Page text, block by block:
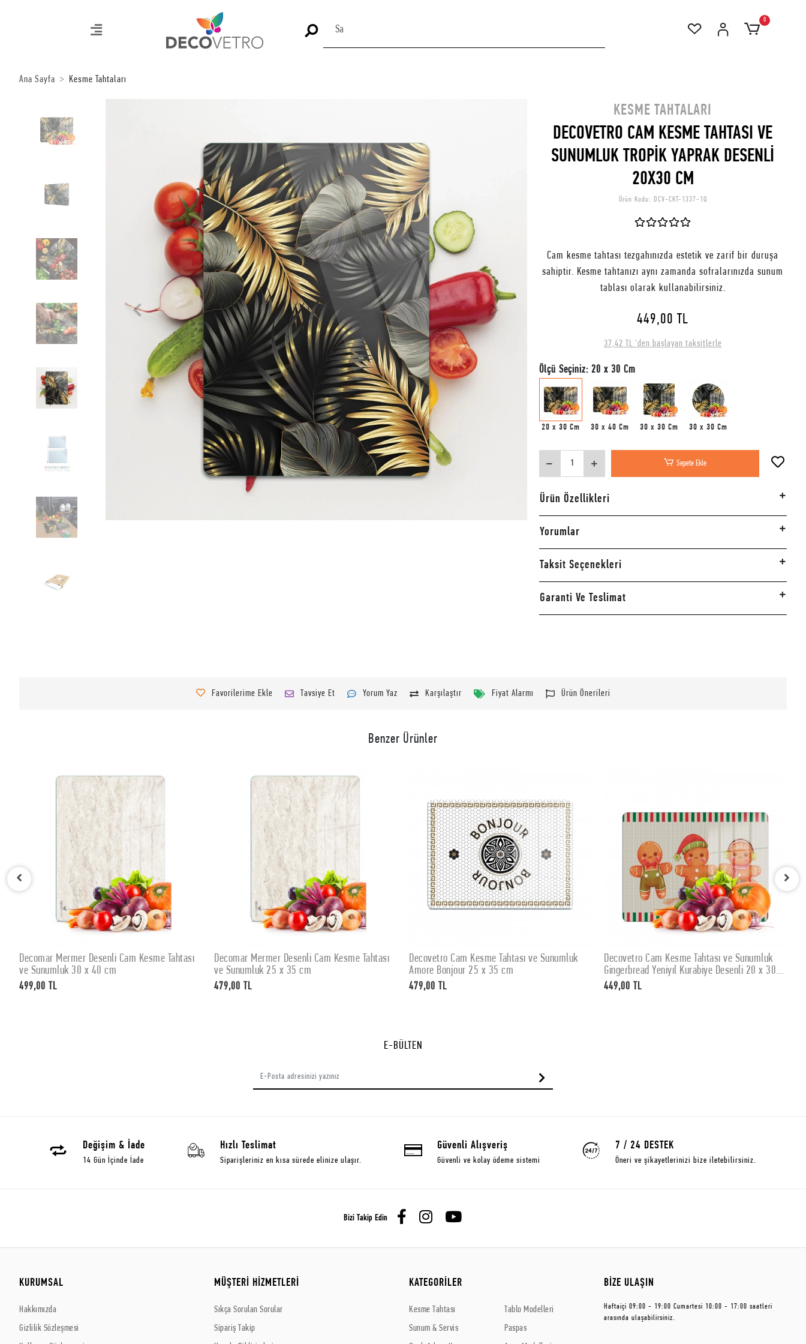
0
Ana Sayfa Kesme Tahtaları
KESME TAHTALARI
DECOVETRO CAM KESME TAHTASI VE
SUNUMLUK TROPİK YAPRAK DESENLİ
20X30 CM
Ürün Kodu: DCV-CKT-1337-1Q
Cam kesme tahtası tezgahınızda estetik ve zarif bir duruşa
sahiptir. Kesme tahtanızı aynı zamanda sofralarınızda sunum
tablası olarak kullanabilirsiniz.
449,00 TL
37,42 TL 'den başlayan taksitlerle
Ölçü Seçiniz: 20 x 30 Cm
20 x 30 Cm 30 x 40 Cm 30 x 30 Cm 30 x 30 Cm
Sepete Ekle
Ürün Özellikleri
Yorumlar
Taksit Seçenekleri
Garanti Ve Teslimat
Favorilerime Ekle Tavsiye Et Yorum Yaz Karşılaştır Fiyat Alarmı Ürün Önerileri
Benzer Ürünler
SEPETE EKLE
Decomar Mermer Desenli Cam Kesme Tahtası
ve Sunumluk 30 x 40 cm
499,00 TL
SEPETE EKLE
Decomar Mermer Desenli Cam Kesme Tahtası
ve Sunumluk 25 x 35 cm
479,00 TL
SEPETE EKLE
Decovetro Cam Kesme Tahtası ve Sunumluk
Amore Bonjour 25 x 35 cm
479,00 TL
SEPETE EKLE
Decovetro Cam Kesme Tahtası ve Sunumluk
Gingerbread Yeniyıl Kurabiye Desenli 20 x 30
cm
449,00 TL
E-BÜLTEN
Değişim & İade
14 Gün İçinde İade
Hızlı Teslimat
Siparişleriniz en kısa sürede elinize ulaşır.
Güvenli Alışveriş
Güvenli ve kolay ödeme sistemi
7 / 24 DESTEK
Öneri ve şikayetlerinizi bize iletebilirsiniz.
Bizi Takip Edin
KURUMSAL
Hakkımızda
Gizlilik Sözleşmesi
MÜŞTERİ HİZMETLERİ
Sıkça Sorulan Sorular
Sipariş Takip
KATEGORİLER
Kesme Tahtası
Sunum & Servis
Tablo Modelleri
Paspas
BİZE ULAŞIN
Haftaiçi 09:00 - 19:00 Cumartesi 10:00 - 17:00 saatleri
arasında ulaşabilirsiniz.